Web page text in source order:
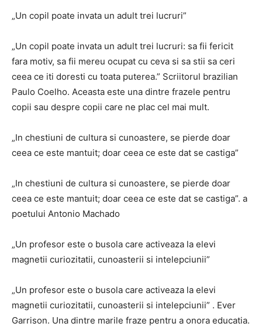
„Un copil poate invata un adult trei lucruri”
„Un copil poate invata un adult trei lucruri: sa fii fericit
fara motiv, sa fii mereu ocupat cu ceva si sa stii sa ceri
ceea ce iti doresti cu toata puterea.” Scriitorul brazilian
Paulo Coelho. Aceasta este una dintre frazele pentru
copii sau despre copii care ne plac cel mai mult.
„In chestiuni de cultura si cunoastere, se pierde doar
ceea ce este mantuit; doar ceea ce este dat se castiga”
„In chestiuni de cultura si cunoastere, se pierde doar
ceea ce este mantuit; doar ceea ce este dat se castiga”. a
poetului Antonio Machado
„Un profesor este o busola care activeaza la elevi
magnetii curiozitatii, cunoasterii si intelepciunii”
„Un profesor este o busola care activeaza la elevi
magnetii curiozitatii, cunoasterii si intelepciunii” . Ever
Garrison. Una dintre marile fraze pentru a onora educatia.